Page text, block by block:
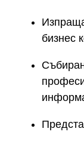
бизнес